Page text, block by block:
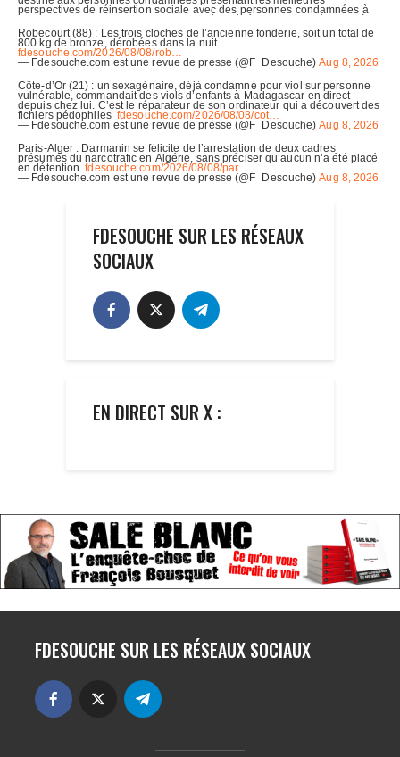
FDESOUCHE SUR LES RÉSEAUX
SOCIAUX
EN DIRECT SUR X :
FDESOUCHE SUR LES RÉSEAUX SOCIAUX